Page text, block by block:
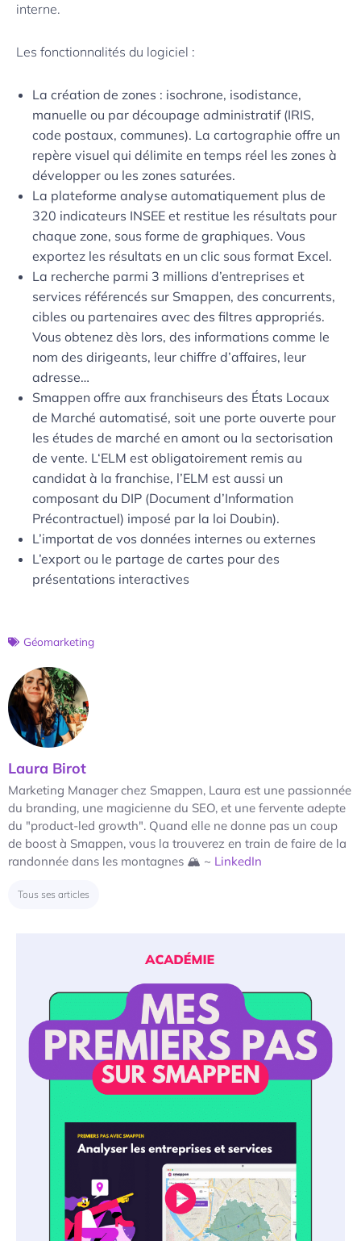
interne.
Les fonctionnalités du logiciel :
La création de zones : isochrone, isodistance,
manuelle ou par découpage administratif (IRIS,
code postaux, communes). La cartographie offre un
repère visuel qui délimite en temps réel les zones à
développer ou les zones saturées.
La plateforme analyse automatiquement plus de
320 indicateurs INSEE et restitue les résultats pour
chaque zone, sous forme de graphiques. Vous
exportez les résultats en un clic sous format Excel.
La recherche parmi 3 millions d’entreprises et
services référencés sur Smappen, des concurrents,
cibles ou partenaires avec des filtres appropriés.
Vous obtenez dès lors, des informations comme le
nom des dirigeants, leur chiffre d’affaires, leur
adresse…
Smappen offre aux franchiseurs des États Locaux
de Marché automatisé, soit une porte ouverte pour
les études de marché en amont ou la sectorisation
de vente. L‘ELM est obligatoirement remis au
candidat à la franchise, l’ELM est aussi un
composant du DIP (Document d’Information
Précontractuel) imposé par la loi Doubin).
L’importat de vos données internes ou externes
L’export ou le partage de cartes pour des
présentations interactives
Géomarketing
Laura Birot
Marketing Manager chez Smappen, Laura est une passionnée
du branding, une magicienne du SEO, et une fervente adepte
du "product-led growth". Quand elle ne donne pas un coup
de boost à Smappen, vous la trouverez en train de faire de la
randonnée dans les montagnes 🏔 ~ LinkedIn
Tous ses articles